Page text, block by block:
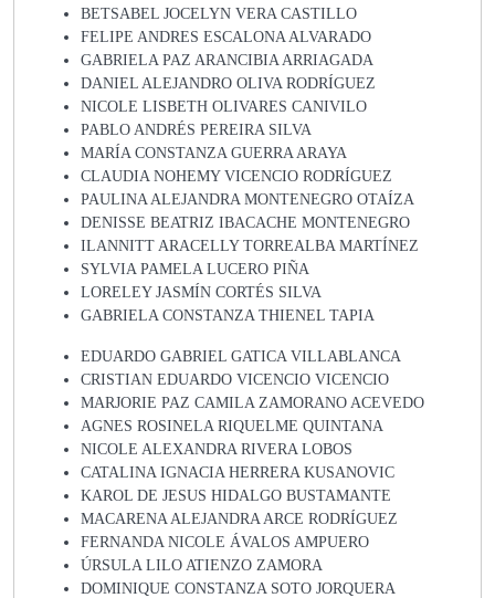
BETSABEL JOCELYN VERA CASTILLO
FELIPE ANDRES ESCALONA ALVARADO
GABRIELA PAZ ARANCIBIA ARRIAGADA
DANIEL ALEJANDRO OLIVA RODRÍGUEZ
NICOLE LISBETH OLIVARES CANIVILO
PABLO ANDRÉS PEREIRA SILVA
MARÍA CONSTANZA GUERRA ARAYA
CLAUDIA NOHEMY VICENCIO RODRÍGUEZ
PAULINA ALEJANDRA MONTENEGRO OTAÍZA
DENISSE BEATRIZ IBACACHE MONTENEGRO
ILANNITT ARACELLY TORREALBA MARTÍNEZ
SYLVIA PAMELA LUCERO PIÑA
LORELEY JASMÍN CORTÉS SILVA
GABRIELA CONSTANZA THIENEL TAPIA
EDUARDO GABRIEL GATICA VILLABLANCA
CRISTIAN EDUARDO VICENCIO VICENCIO
MARJORIE PAZ CAMILA ZAMORANO ACEVEDO
AGNES ROSINELA RIQUELME QUINTANA
NICOLE ALEXANDRA RIVERA LOBOS
CATALINA IGNACIA HERRERA KUSANOVIC
KAROL DE JESUS HIDALGO BUSTAMANTE
MACARENA ALEJANDRA ARCE RODRÍGUEZ
FERNANDA NICOLE ÁVALOS AMPUERO
ÚRSULA LILO ATIENZO ZAMORA
DOMINIQUE CONSTANZA SOTO JORQUERA